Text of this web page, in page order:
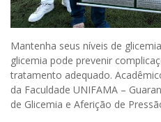
Mantenha seus níveis de
glicemia pode prevenir
tratamento adequado.
da Faculdade UNIFAMA –
de Glicemia e Aferição de